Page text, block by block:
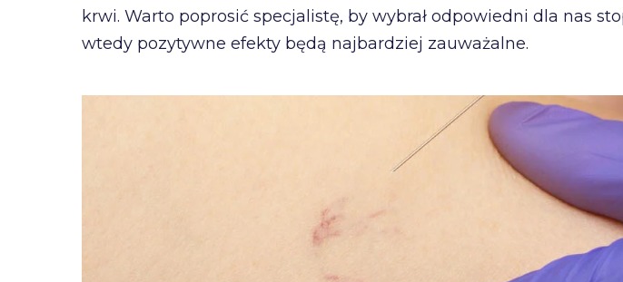
krwi. Warto poprosić specjalistę, by wybrał odpowiedni dla nas
wtedy pozytywne efekty będą najbardziej zauważalne.